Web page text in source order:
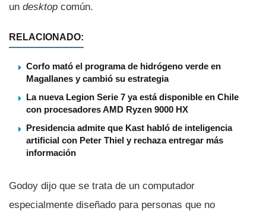
un desktop común.
RELACIONADO:
Corfo mató el programa de hidrógeno verde en
Magallanes y cambió su estrategia
La nueva Legion Serie 7 ya está disponible en Chile
con procesadores AMD Ryzen 9000 HX
Presidencia admite que Kast habló de inteligencia
artificial con Peter Thiel y rechaza entregar más
información
Godoy dijo que se trata de un computador
especialmente diseñado para personas que no